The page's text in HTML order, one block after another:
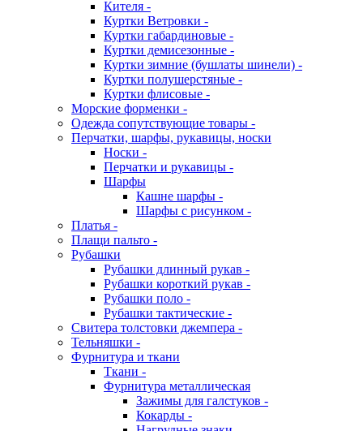
Кителя -
Куртки Ветровки -
Куртки габардиновые -
Куртки демисезонные -
Куртки зимние (бушлаты шинели) -
Куртки полушерстяные -
Куртки флисовые -
Морские форменки -
Одежда сопутствующие товары -
Перчатки, шарфы, рукавицы, носки
Носки -
Перчатки и рукавицы -
Шарфы
Кашне шарфы -
Шарфы с рисунком -
Платья -
Плащи пальто -
Рубашки
Рубашки длинный рукав -
Рубашки короткий рукав -
Рубашки поло -
Рубашки тактические -
Свитера толстовки джемпера -
Тельняшки -
Фурнитура и ткани
Ткани -
Фурнитура металлическая
Зажимы для галстуков -
Кокарды -